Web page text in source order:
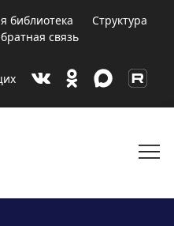
библиотека
Структура
связь
menu